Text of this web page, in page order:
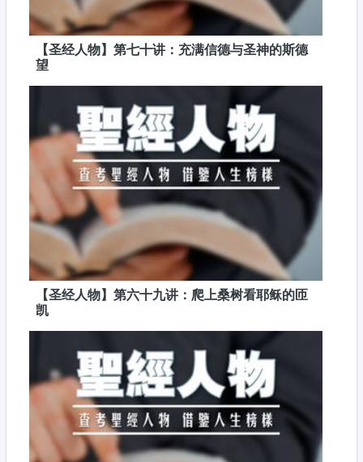
【圣经人物】第七十讲：充满信德与圣神的斯德
望
【圣经人物】第六十九讲：爬上桑树看耶稣的匝
凯